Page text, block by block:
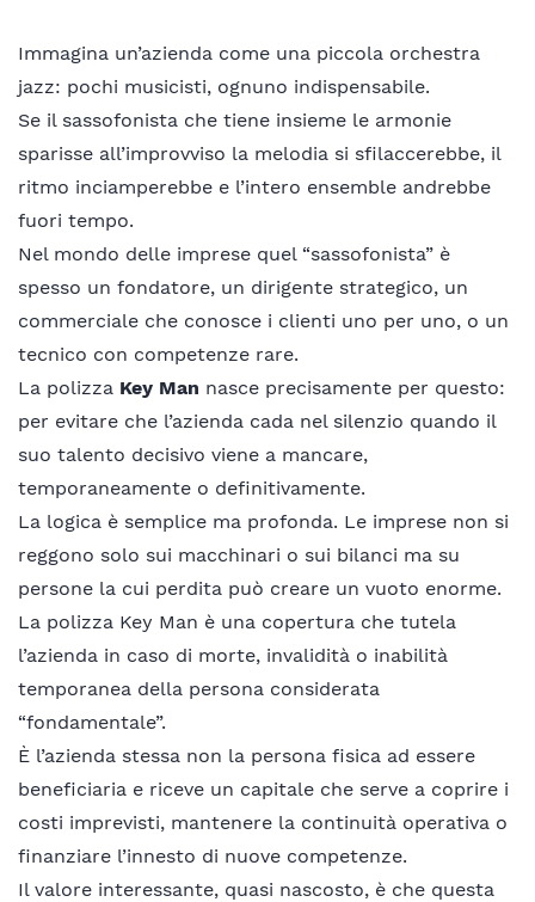
Immagina un’azienda come una piccola orchestra
jazz: pochi musicisti, ognuno indispensabile.
Se il sassofonista che tiene insieme le armonie
sparisse all’improvviso la melodia si sfilaccerebbe, il
ritmo inciamperebbe e l’intero ensemble andrebbe
fuori tempo.
Nel mondo delle imprese quel “sassofonista” è
spesso un fondatore, un dirigente strategico, un
commerciale che conosce i clienti uno per uno, o un
tecnico con competenze rare.
La polizza Key Man nasce precisamente per questo:
per evitare che l’azienda cada nel silenzio quando il
suo talento decisivo viene a mancare,
temporaneamente o definitivamente.
La logica è semplice ma profonda. Le imprese non si
reggono solo sui macchinari o sui bilanci ma su
persone la cui perdita può creare un vuoto enorme.
La polizza Key Man è una copertura che tutela
l’azienda in caso di morte, invalidità o inabilità
temporanea della persona considerata
“fondamentale”.
È l’azienda stessa non la persona fisica ad essere
beneficiaria e riceve un capitale che serve a coprire i
costi imprevisti, mantenere la continuità operativa o
finanziare l’innesto di nuove competenze.
Il valore interessante, quasi nascosto, è che questa